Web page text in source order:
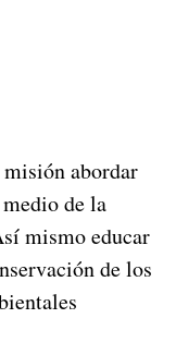
abordar
de la
mismo educar
de los